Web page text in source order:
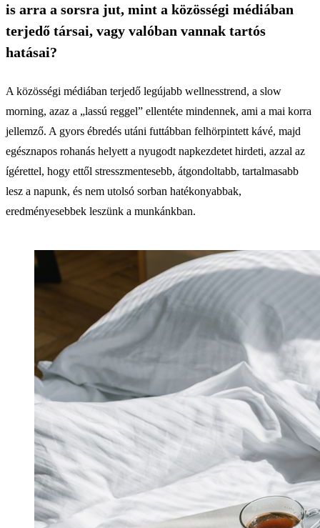
is arra a sorsra jut, mint a közösségi médiában
terjedő társai, vagy valóban vannak tartós
hatásai?
A közösségi médiában terjedő legújabb wellnesstrend, a slow
morning, azaz a „lassú reggel” ellentéte mindennek, ami a mai korra
jellemző. A gyors ébredés utáni futtábban felhörpintett kávé, majd
egésznapos rohanás helyett a nyugodt napkezdetet hirdeti, azzal az
ígérettel, hogy ettől stresszmentesebb, átgondoltabb, tartalmasabb
lesz a napunk, és nem utolsó sorban hatékonyabbak,
eredményesebbek leszünk a munkánkban.